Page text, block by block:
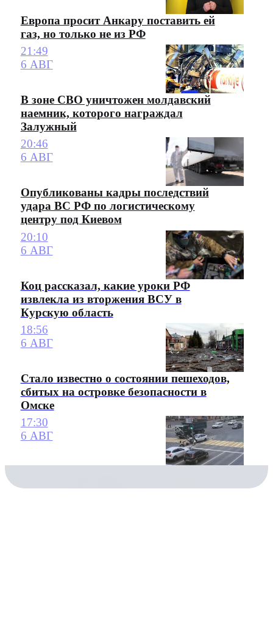
Европа просит Анкару поставить ей
газ, но только не из РФ
21:49
6 АВГ
В зоне СВО уничтожен молдавский
наемник, которого награждал
Залужный
20:46
6 АВГ
Опубликованы кадры последствий
удара ВС РФ по логистическому
центру под Киевом
20:10
6 АВГ
Коц рассказал, какие уроки РФ
извлекла из вторжения ВСУ в
Курскую область
18:56
6 АВГ
Стало известно о состоянии пешеходов,
сбитых на островке безопасности в
Омске
17:30
6 АВГ